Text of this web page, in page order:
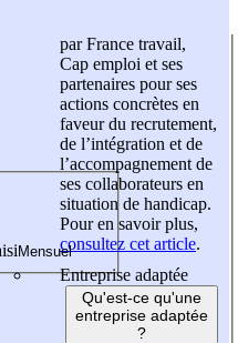
par France travail,
Cap emploi et ses
partenaires pour ses
actions concrètes en
faveur du recrutement,
de l’intégration et de
l’accompagnement de
ses collaborateurs en
situation de handicap.
Pour en savoir plus,
consultez cet article.
Entreprise adaptée
Qu'est-ce qu'une
entreprise adaptée
?